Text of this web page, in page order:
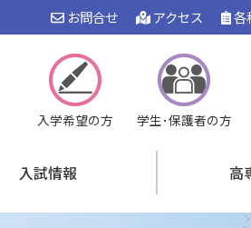
各
アクセス
お問合せ
入学希望の方 学生･保護者の方
入試情報 高